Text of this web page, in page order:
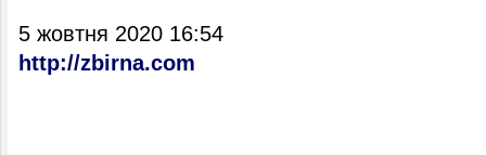
5 жовтня 2020 16:54
http://zbirna.com